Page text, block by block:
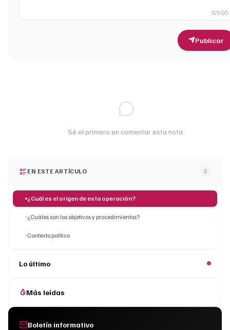
0/500
Publicar
Sé el primero en comentar esta nota.
EN ESTE ARTÍCULO 3
¿Cuál es el origen de esta operación?
¿Cuáles son los objetivos y procedimientos?
Contexto político
Lo último
Más leídas
Boletín informativo